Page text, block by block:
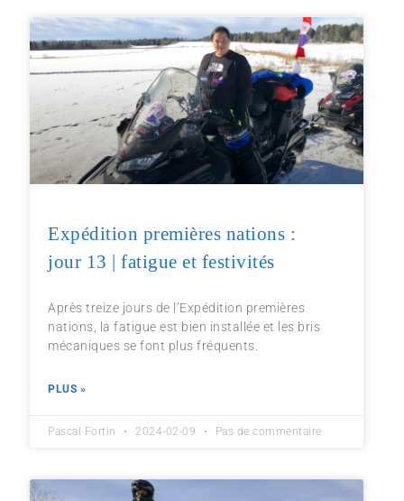
Expédition premières nations :
jour 13 | fatigue et festivités
Après treize jours de l’Expédition premières
nations, la fatigue est bien installée et les bris
mécaniques se font plus fréquents.
PLUS »
Pascal Fortin 2024-02-09 Pas de commentaire